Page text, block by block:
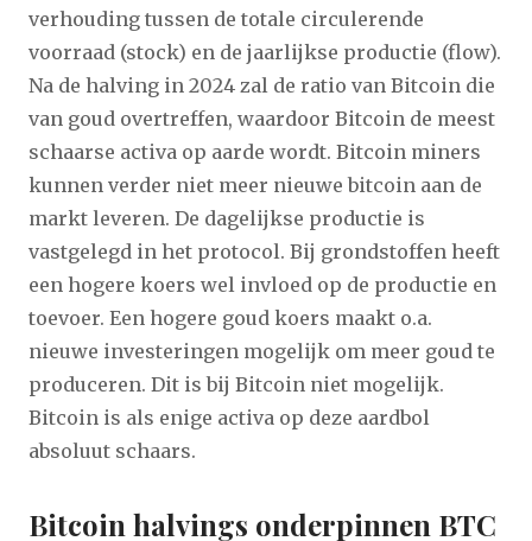
verhouding tussen de totale circulerende
voorraad (stock) en de jaarlijkse productie (flow).
Na de halving in 2024 zal de ratio van Bitcoin die
van goud overtreffen, waardoor Bitcoin de meest
schaarse activa op aarde wordt. Bitcoin miners
kunnen verder niet meer nieuwe bitcoin aan de
markt leveren. De dagelijkse productie is
vastgelegd in het protocol. Bij grondstoffen heeft
een hogere koers wel invloed op de productie en
toevoer. Een hogere goud koers maakt o.a.
nieuwe investeringen mogelijk om meer goud te
produceren. Dit is bij Bitcoin niet mogelijk.
Bitcoin is als enige activa op deze aardbol
absoluut schaars.
Bitcoin halvings onderpinnen BTC